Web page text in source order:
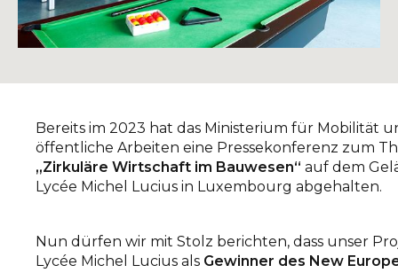
Bereits im 2023 hat das Ministerium für Mobilität
öffentliche Arbeiten eine Pressekonferenz zum
„Zirkuläre Wirtschaft im Bauwesen“ auf dem
Lycée Michel Lucius in Luxembourg abgehalten.
Nun dürfen wir mit Stolz berichten, dass unser
Lycée Michel Lucius als Gewinner des New